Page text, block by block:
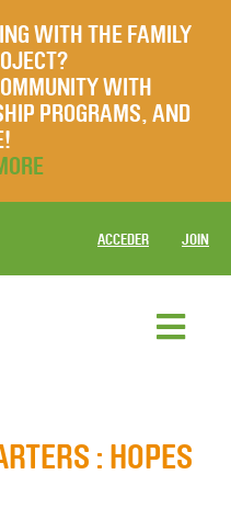
WITH THE FAMILY
WITH
PROGRAMS, AND
ACCEDER JOIN
: HOPES